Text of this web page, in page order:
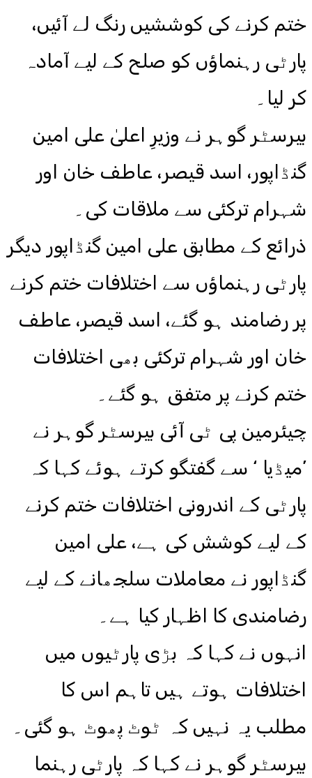
ختم کرنے کی کوششیں رنگ لے آئیں،
پارٹی رہنماؤں کو صلح کے لیے آمادہ
کر لیا۔
بیرسٹر گوہر نے وزیرِ اعلیٰ علی امین
گنڈاپور، اسد قیصر، عاطف خان اور
شہرام ترکئی سے ملاقات کی۔
ذرائع کے مطابق علی امین گنڈاپور دیگر
پارٹی رہنماؤں سے اختلافات ختم کرنے
پر رضامند ہو گئے، اسد قیصر، عاطف
خان اور شہرام ترکئی بھی اختلافات
ختم کرنے پر متفق ہو گئے۔
چیئرمین پی ٹی آئی بیرسٹر گوہر نے
’میڈیا ‘ سے گفتگو کرتے ہوئے کہا کہ
پارٹی کے اندرونی اختلافات ختم کرنے
کے لیے کوشش کی ہے، علی امین
گنڈاپور نے معاملات سلجھانے کے لیے
رضامندی کا اظہار کیا ہے۔
انہوں نے کہا کہ بڑی پارٹیوں میں
اختلافات ہوتے ہیں تاہم اس کا
مطلب یہ نہیں کہ ٹوٹ پھوٹ ہو گئی۔
بیرسٹر گوہر نے کہا کہ پارٹی رہنما